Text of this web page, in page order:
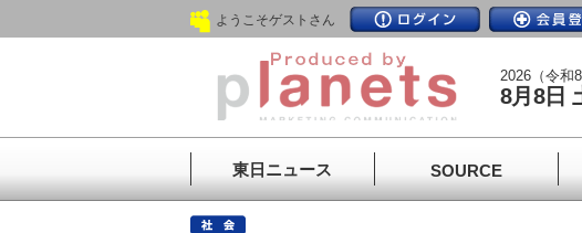
ようこそゲストさん
2026（令和
8月8日
東日ニュース SOURCE